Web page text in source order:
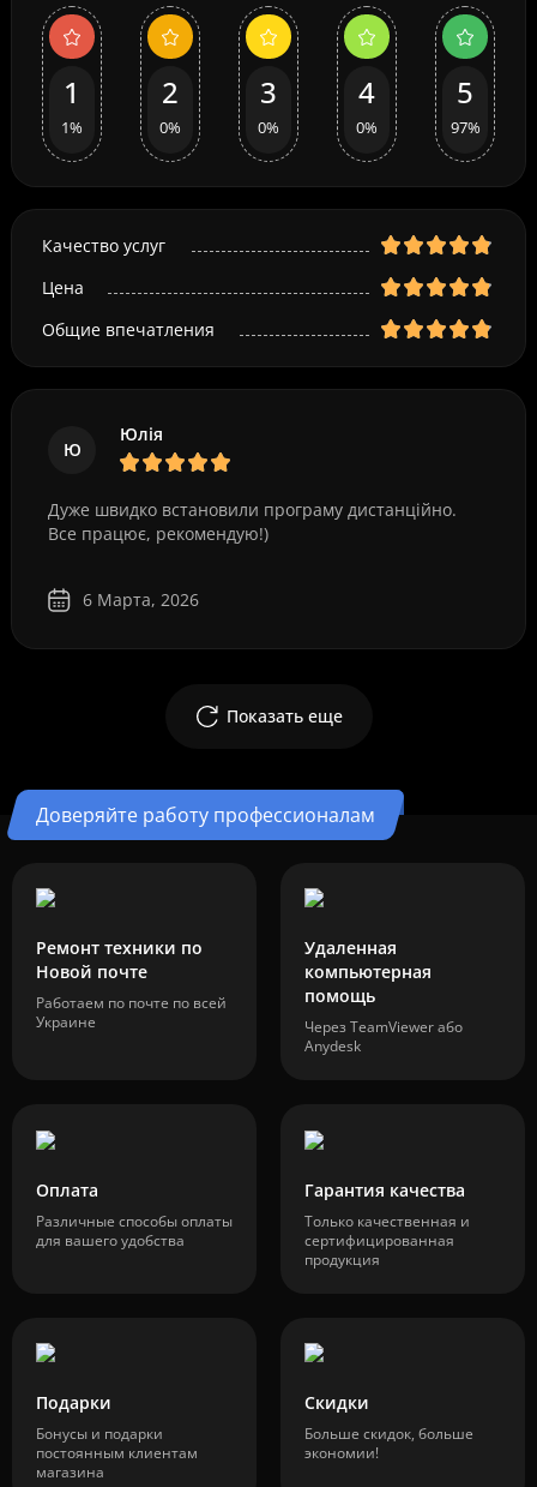
1
1%
2
0%
3
0%
4
0%
5
97%
Качество услуг
Цена
Общие впечатления
Ю
Юлія
Дуже швидко встановили програму дистанційно.
Все працює, рекомендую!)
6 Марта, 2026
Показать еще
Доверяйте работу профессионалам
Ремонт техники по
Новой почте
Работаем по почте по всей
Украине
Удаленная
компьютерная
помощь
Через TeamViewer або
Anydesk
Оплата
Различные способы оплаты
для вашего удобства
Гарантия качества
Только качественная и
сертифицированная
продукция
Подарки
Бонусы и подарки
постоянным клиентам
магазина
Скидки
Больше скидок, больше
экономии!